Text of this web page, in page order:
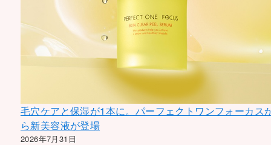
毛穴ケアと保湿が1本に。パーフェクトワンフォーカス
ら新美容液が登場
2026年7月31日